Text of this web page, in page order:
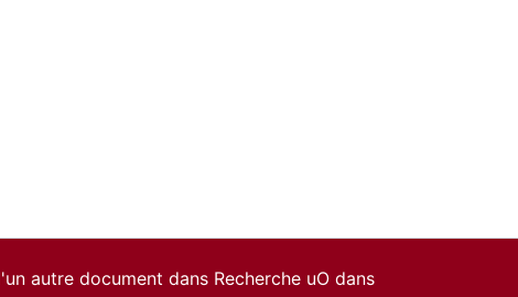
autre document dans Recherche uO dans